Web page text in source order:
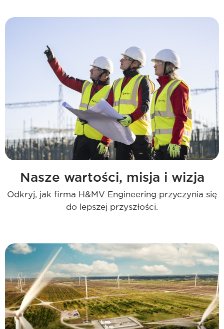
Nasze wartości, misja i wizja
Odkryj, jak firma H&MV Engineering przyczynia się
do lepszej przyszłości.